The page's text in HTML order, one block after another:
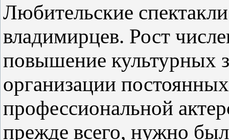
Любительские
владимирцев. Рост
повышение культурных
организации
профессиональной
прежде всего, нужно